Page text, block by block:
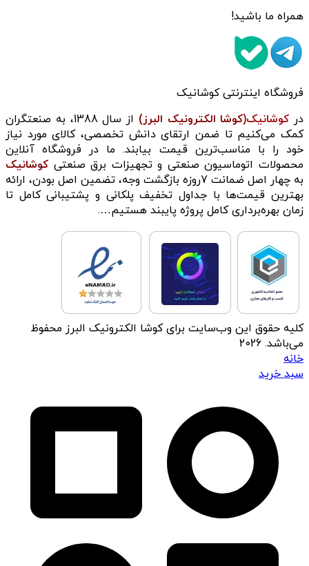
همراه ما باشید!
فروشگاه اینترنتی کوشانیک
در کوشانیک(کوشا الکترونیک البرز)
از سال 1388، به صنعتگران
کمک می‌کنیم تا ضمن ارتقای دانش تخصصی، کالای مورد نیاز
خود را با مناسب‌ترین قیمت بیابند. ما در فروشگاه آنلاین
محصولات اتوماسیون صنعتی و تجهیزات برق صنعتی کوشانیک
به چهار اصل ضمانت 7روزه بازگشت وجه، تضمین اصل بودن، ارائه
بهترین قیمت‌ها با جداول تخفیف پلکانی و پشتیبانی کامل تا
زمان بهره‌برداری کامل پروژه پایبند هستیم….
کلیه حقوق این وب‌سایت برای کوشا الکترونیک البرز محفوظ
می‌باشد. 2026
خانه
سبد خرید